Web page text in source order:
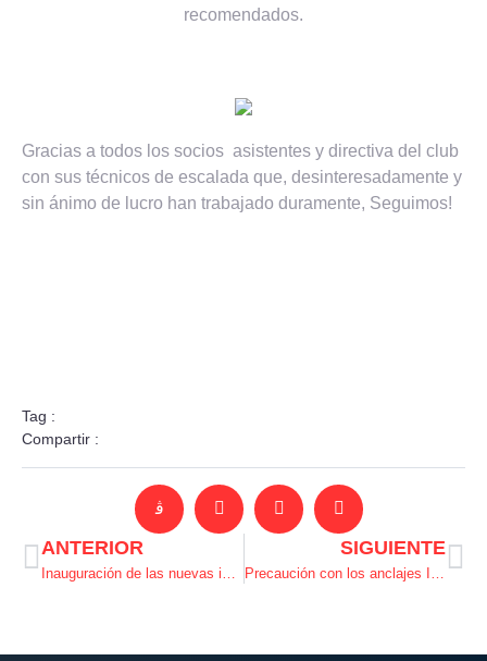
recomendados.
Gracias a todos los socios asistentes y directiva del club
con sus técnicos de escalada que, desinteresadamente y
sin ánimo de lucro han trabajado duramente, Seguimos!
Tag :
Compartir :
ANTERIOR SIGUIENTE